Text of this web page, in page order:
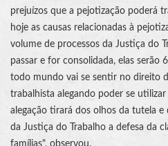
prejuízos que a pejotização poderá
hoje as causas relacionadas à
volume de processos da Justiça do
passar e for consolidada, elas serão
todo mundo vai se sentir no direito
trabalhista alegando poder se
alegação tirará dos olhos da tutela
da Justiça do Trabalho a defesa da
famílias", observou.